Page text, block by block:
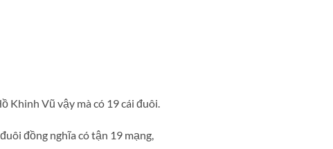
Khinh Vũ vậy mà có 19 cái đuôi.
đồng nghĩa có tận 19 mạng,